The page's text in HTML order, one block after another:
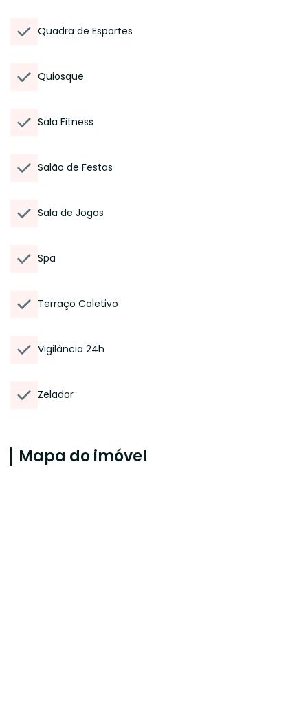
Quadra de Esportes
Quiosque
Sala Fitness
Salão de Festas
Sala de Jogos
Spa
Terraço Coletivo
Vigilância 24h
Zelador
Mapa do imóvel